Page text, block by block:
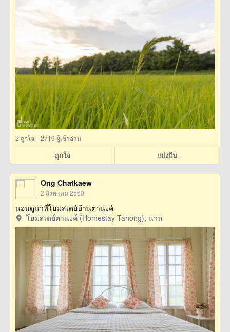
2 ถูกใจ · 2719 ผู้เข้าอ่าน
ถูกใจ แบ่งปัน
Ong Chatkaew
2 สิงหาคม 2560
นอนดูนาที่โฮมสเตย์บ้านตานงค์
โฮมสเตย์ตานงค์ (Homestay Tanong), น่าน